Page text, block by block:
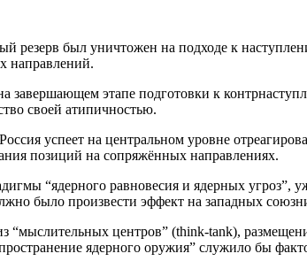
резерв был уничтожен на подходе к
направлений.
завершающем этапе подготовки к
своей атипичностью.
успеет на центральном уровне
позиций на сопряжённых направлениях.
“ядерного равновесия и ядерных угроз”,
было произвести эффект на западных
“мыслительных центров” (think-tank),
ядерного оружия” служило бы